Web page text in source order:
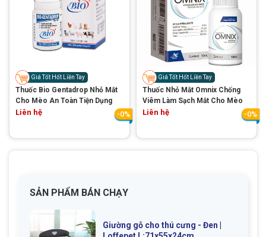
GIỚI THIỆU
DỊCH VỤ
Khách sạn chó mèo Spa chó mèo
Dịch vụ cắt tỉa lông chó
Giá Tốt Hốt Liền Tay
Thuốc Bio Gentadrop Nhỏ Mắt
Cho Mèo An Toàn Tiện Dụng
Liên hệ -0%
Giá Tốt Hốt Liền Tay
Thuốc Nhỏ Mắt Omnix Chống
Viêm Làm Sạch Mắt Cho Mèo
Liên hệ -0%
SẢN PHẨM BÁN CHẠY
Giường gỗ cho thú cưng - Đen |